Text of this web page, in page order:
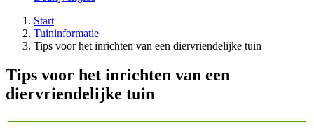
Start
Tuininformatie
Tips voor het inrichten van een diervriendelijke tuin
Tips voor het inrichten van een
diervriendelijke tuin